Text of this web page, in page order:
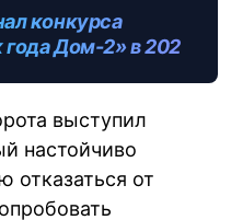
конкурса
Дом-2» в 2026
выступил
настойчиво
отказаться от